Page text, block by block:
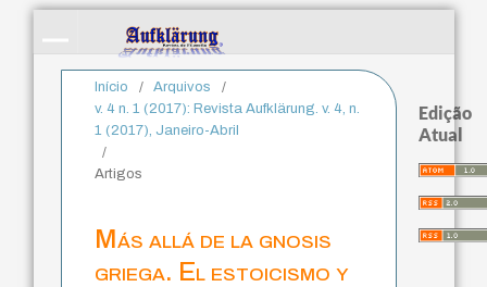
Início / Arquivos
/
v. 4 n. 1 (2017): Revista Aufklärung. v. 4, n.
1 (2017), Janeiro-Abril
/
Artigos
Más allá de la gnosis
griega. El estoicismo y
Edição
Atual